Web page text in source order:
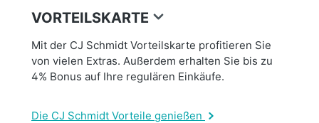
VORTEILSKARTE
Mit der CJ Schmidt Vorteilskarte profitieren Sie
von vielen Extras. Außerdem erhalten Sie bis zu
4% Bonus auf Ihre regulären Einkäufe.
Die CJ Schmidt Vorteile genießen